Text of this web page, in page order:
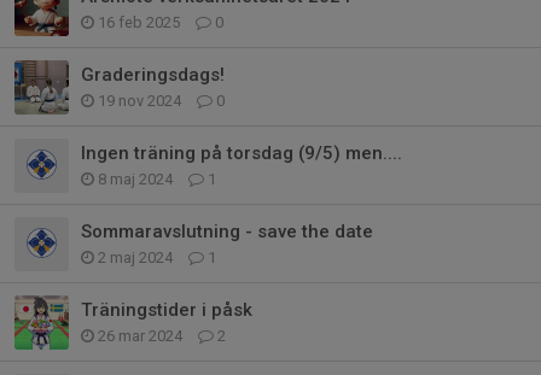
16 feb 2025 0
Graderingsdags!
19 nov 2024 0
Ingen träning på torsdag (9/5) men....
8 maj 2024 1
Sommaravslutning - save the date
2 maj 2024 1
Träningstider i påsk
26 mar 2024 2